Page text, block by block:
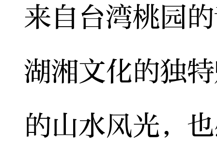
来自台湾桃园
湖湘文化的独
的山水风光，